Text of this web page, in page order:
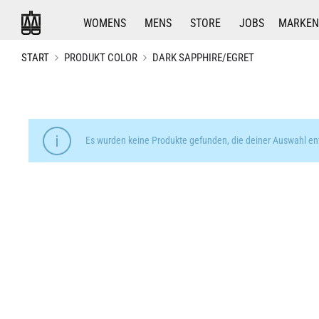
WOMENS MENS STORE JOBS MARKEN
START PRODUKT COLOR DARK SAPPHIRE/EGRET
Es wurden keine Produkte gefunden, die deiner Auswahl